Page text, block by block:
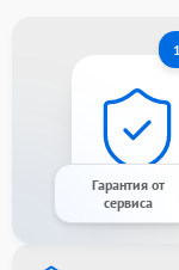
Гарантия от
сервиса